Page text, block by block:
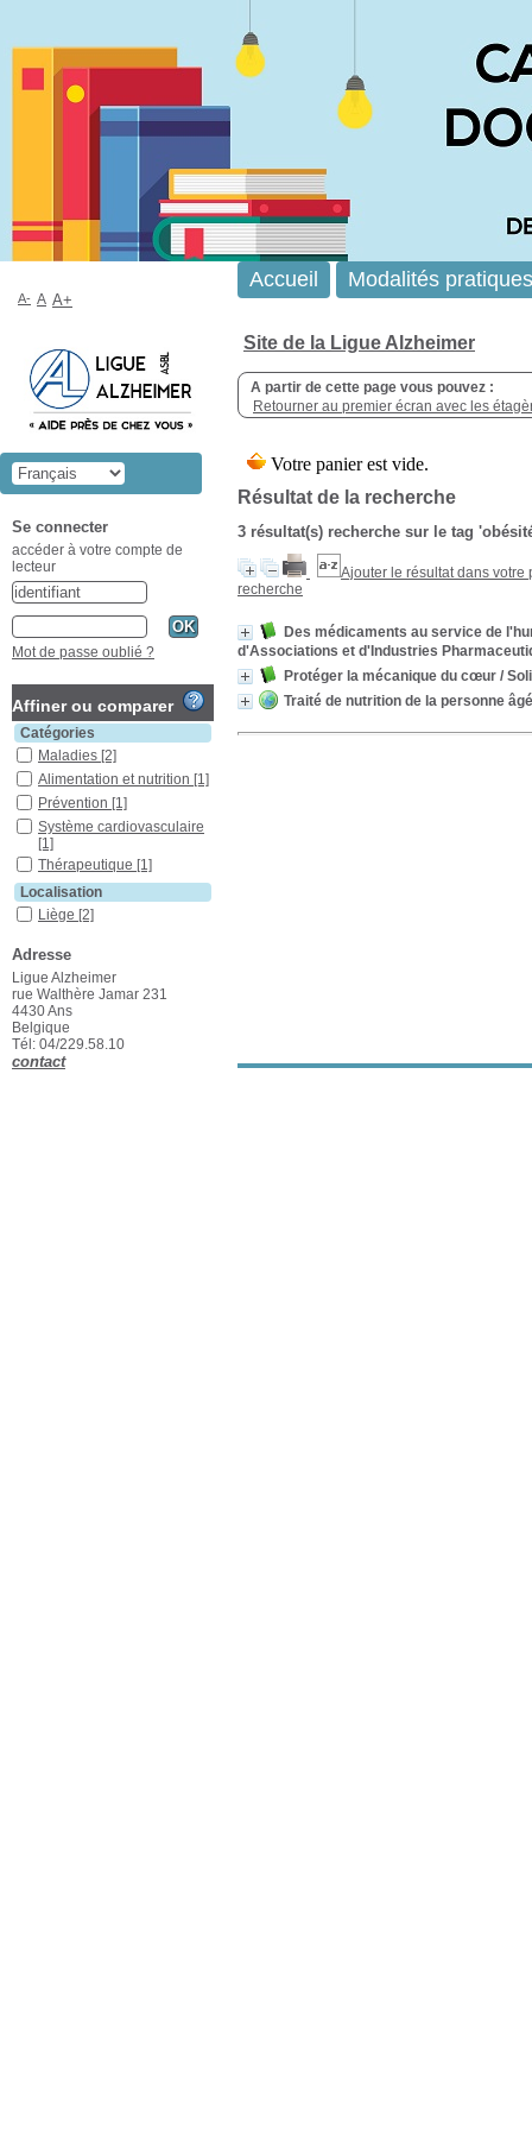
Site de la Ligue Alzheimer
A partir de cette page vous pouvez :
Retourner au premier écran avec les
Résultat de la recherche
3 résultat(s) recherche sur le tag
Ajouter le résultat dans votre
recherche
Des médicaments au service de
d'Associations et d'Industries
Protéger la mécanique du cœur /
Traité de nutrition de la personne
Accueil Modalités pratiques
A- A A+
Se connecter
accéder à votre compte de
lecteur
Mot de passe oublié ?
Affiner ou comparer
Catégories
Maladies [2]
Alimentation et nutrition [1]
Prévention [1]
Système cardiovasculaire
[1]
Thérapeutique [1]
Localisation
Liège [2]
Autres
Adresse
Ligue Alzheimer
rue Walthère Jamar 231
4430 Ans
Belgique
Tél: 04/229.58.10
contact